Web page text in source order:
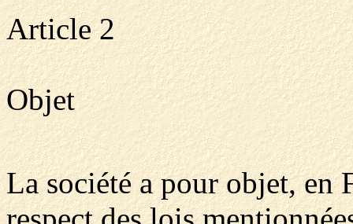
Article 2
Objet
La société a pour objet, en